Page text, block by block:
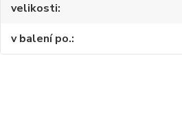
velikosti
v balení po.